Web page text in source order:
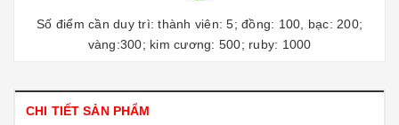
Số điểm cần duy trì: thành viên: 5; đồng: 100, bạc: 200;
vàng:300; kim cương: 500; ruby: 1000
CHI TIẾT SẢN PHẨM